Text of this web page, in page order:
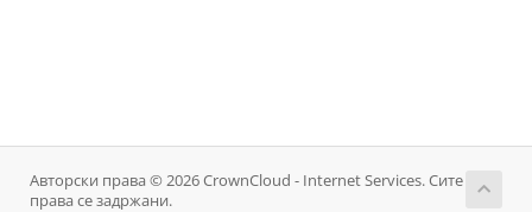
Авторски права © 2026 CrownCloud - Internet Services. Сите
права се задржани.